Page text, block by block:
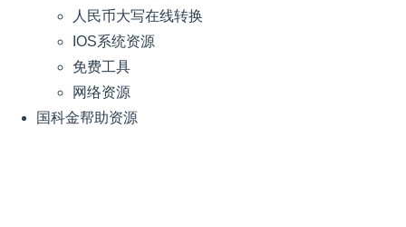
人民币大写在线转换
IOS系统资源
免费工具
网络资源
国科金帮助资源